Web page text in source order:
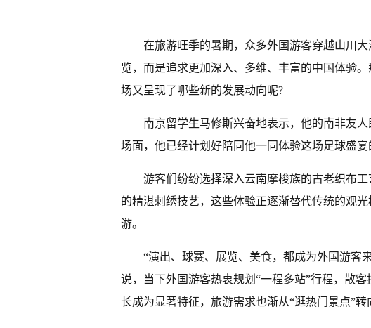
在旅游旺季的暑期，众多外国游客穿越山川
览，而是追求更加深入、多维、丰富的中国体验
场又呈现了哪些新的发展动向呢?
南京留学生马修斯兴奋地表示，他的南非友
场面，他已经计划好陪同他一同体验这场足球盛宴
游客们纷纷选择深入云南摩梭族的古老织布
的精湛刺绣技艺，这些体验正逐渐替代传统的观
游。
“演出、球赛、展览、美食，都成为外国游客
说，当下外国游客热衷规划“一程多站”行程，散
长成为显著特征，旅游需求也渐从“逛热门景点”转